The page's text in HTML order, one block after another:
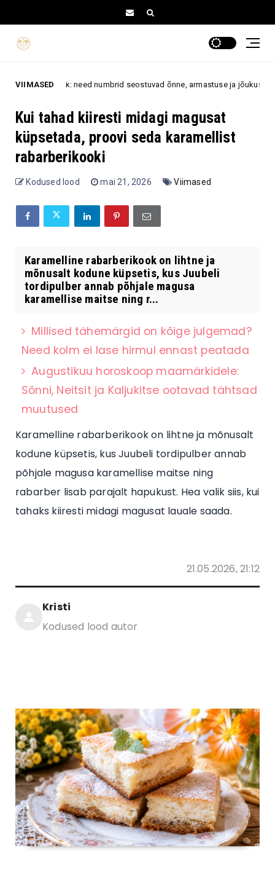
VIIMASED
juhuslik: need numbrid seostuvad õnne, armastuse ja jõukusega
Kui tahad kiiresti midagi magusat
küpsetada, proovi seda karamellist
rabarberikooki
Kodused lood mai 21, 2026 Viimased
Karamelline rabarberikook on lihtne ja
mõnusalt kodune küpsetis, kus Juubeli
tordipulber annab põhjale magusa
karamellise maitse ning r...
Millised tähemärgid on kõige julgemad?
Need kolm ei lase hirmul ennast peatada
Augustikuu horoskoop maamärkidele:
Sõnni, Neitsit ja Kaljukitse ootavad tähtsad
muutused
Karamelline rabarberikook on lihtne ja mõnusalt
kodune küpsetis, kus Juubeli tordipulber annab
põhjale magusa karamellise maitse ning
rabarber lisab parajalt hapukust. Hea valik siis, kui
tahaks kiiresti midagi magusat lauale saada.
21.05.2026, 21:12
Kristi
Kodused lood autor